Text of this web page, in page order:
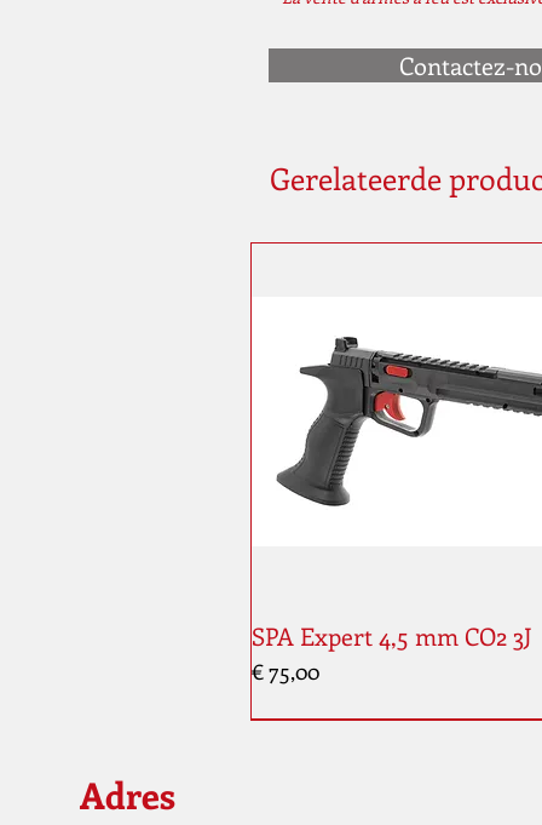
Contactez-
Gerelateerde
SPA Expert 4,5 mm CO2 3J
Prijs
€ 75,00
Adres